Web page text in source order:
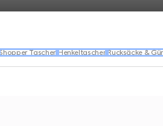
Shopper Taschen Henkeltaschen Rucksäcke &